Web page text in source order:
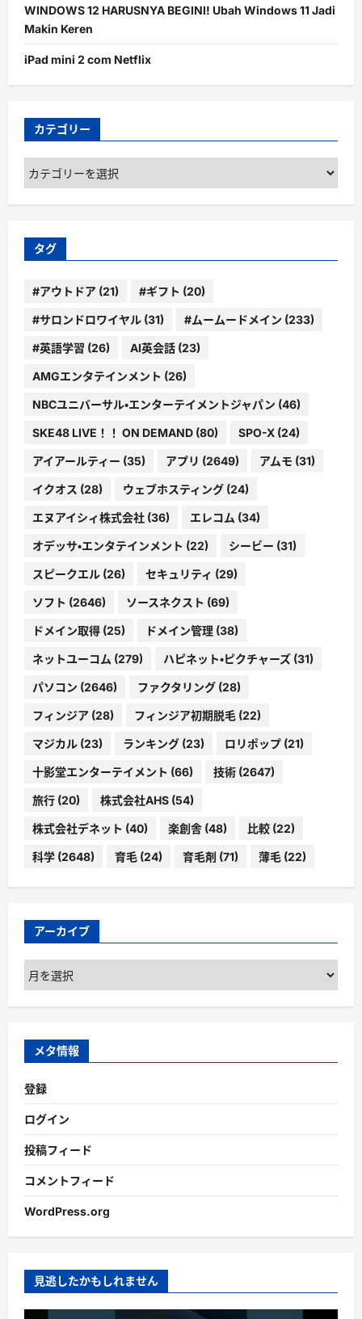
WINDOWS 12 HARUSNYA BEGINI! Ubah Windows 11 Jadi
Makin Keren
iPad mini 2 com Netflix
カテゴリー
カ
テ
ゴ
ー
タグ
#アウトドア (21) #ギフト (20)
#サロンドロワイヤル (31) #ムームードメイン (233)
#英語学習 (26) AI英会話 (23)
AMGエンタテインメント (26)
NBCユニバーサル・エンターテイメントジャパン (46)
SKE48 LIVE！！ ON DEMAND (80) SPO-X (24)
アイアールティー (35) アプリ (2649) アムモ (31)
イクオス (28) ウェブホスティング (24)
エヌアイシィ株式会社 (36) エレコム (34)
オデッサ・エンタテインメント (22) シービー (31)
スピークエル (26) セキュリティ (29)
ソフト (2646) ソースネクスト (69)
ドメイン取得 (25) ドメイン管理 (38)
ネットユーコム (279) ハピネット・ピクチャーズ (31)
パソコン (2646) ファクタリング (28)
フィンジア (28) フィンジア初期脱毛 (22)
マジカル (23) ランキング (23) ロリポップ (21)
十影堂エンターテイメント (66) 技術 (2647)
旅行 (20) 株式会社AHS (54)
株式会社デネット (40) 楽創舎 (48) 比較 (22)
科学 (2648) 育毛 (24) 育毛剤 (71) 薄毛 (22)
アーカイブ
ア
ー
カ
ブ
メタ情報
登録
ログイン
投稿フィード
コメントフィード
WordPress.org
見逃したかもしれません